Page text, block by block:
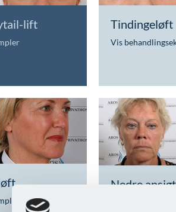
lift Tindingeløft
Vis
Nedre